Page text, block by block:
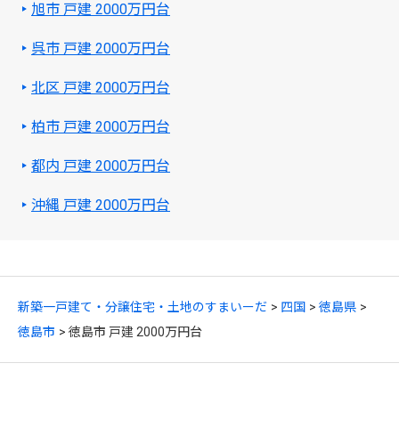
新築一戸建て・分譲住宅・土地のすまいーだ 四国
徳島県
徳島市
徳島市 戸建 2000万円台
旭市 戸建 2000万円台
呉市 戸建 2000万円台
北区 戸建 2000万円台
柏市 戸建 2000万円台
都内 戸建 2000万円台
沖縄 戸建 2000万円台